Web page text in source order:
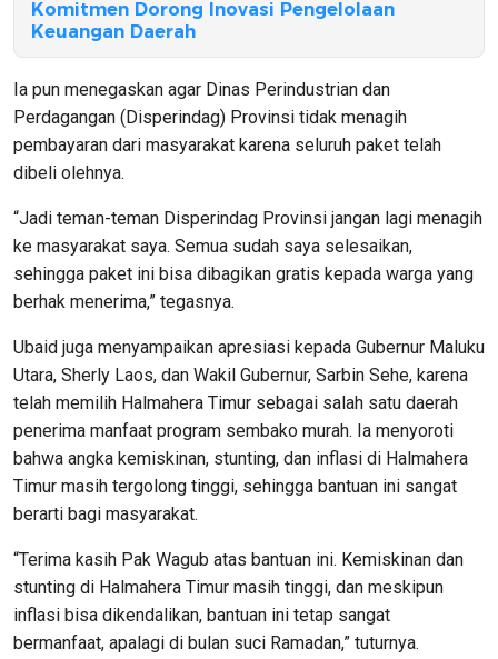
Komitmen Dorong Inovasi Pengelolaan
Keuangan Daerah
Ia pun menegaskan agar Dinas Perindustrian dan
Perdagangan (Disperindag) Provinsi tidak menagih
pembayaran dari masyarakat karena seluruh paket telah
dibeli olehnya.
“Jadi teman-teman Disperindag Provinsi jangan lagi menagih
ke masyarakat saya. Semua sudah saya selesaikan,
sehingga paket ini bisa dibagikan gratis kepada warga yang
berhak menerima,” tegasnya.
Ubaid juga menyampaikan apresiasi kepada Gubernur Maluku
Utara, Sherly Laos, dan Wakil Gubernur, Sarbin Sehe, karena
telah memilih Halmahera Timur sebagai salah satu daerah
penerima manfaat program sembako murah. Ia menyoroti
bahwa angka kemiskinan, stunting, dan inflasi di Halmahera
Timur masih tergolong tinggi, sehingga bantuan ini sangat
berarti bagi masyarakat.
“Terima kasih Pak Wagub atas bantuan ini. Kemiskinan dan
stunting di Halmahera Timur masih tinggi, dan meskipun
inflasi bisa dikendalikan, bantuan ini tetap sangat
bermanfaat, apalagi di bulan suci Ramadan,” tuturnya.